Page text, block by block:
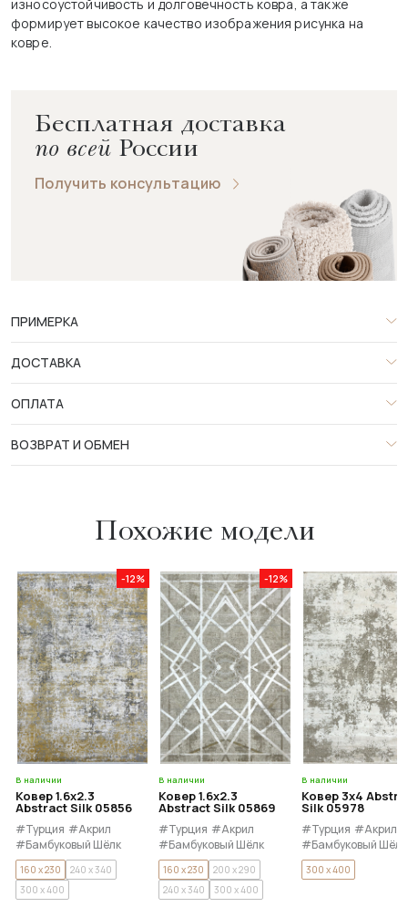
износоустойчивость и долговечность ковра, а также
формирует высокое качество изображения рисунка на
ковре.
Бесплатная доставка
по всей России
Получить консультацию
ПРИМЕРКА
ДОСТАВКА
ОПЛАТА
ВОЗВРАТ И ОБМЕН
Похожие модели
-12%
В наличии
Ковер 1.6x2.3
Abstract Silk 05856
#Турция #Акрил
#Бамбуковый Шёлк
160 x 230
240 x 340
300 x 400
-12%
В наличии
Ковер 1.6x2.3
Abstract Silk 05869
#Турция #Акрил
#Бамбуковый Шёлк
160 x 230
200 x 290
240 x 340
300 x 400
В наличии
Ковер 3x4
Silk 05978
#Турция #Акрил
#Бамбуковый Шёлк
300 x 400